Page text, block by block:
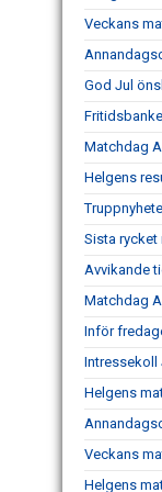
Veckans
God Jul
Matchdag
Helgens
Sista
Avvikande
Matchdag
Inför
Intressekoll
Helgens
Veckans
Helgens